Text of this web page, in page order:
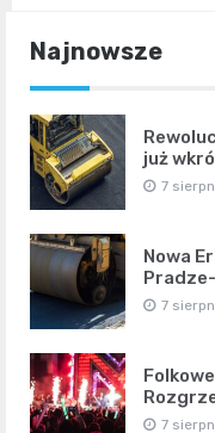
Najnowsze
już
7
Nowa
7
7